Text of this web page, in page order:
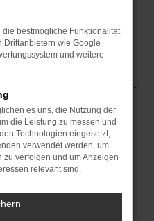
von erstklassigen
Beratung. Ein
darin, dass wir
direkt zu Ihnen
somit noch
Wände zu verlassen.
bestmögliche Funktionalität
Drittanbietern wie Google
und weitere
es uns, die Nutzung der
die Leistung zu messen und
Technologien eingesetzt,
verwendet werden, um
verfolgen und um Anzeigen
relevant sind.